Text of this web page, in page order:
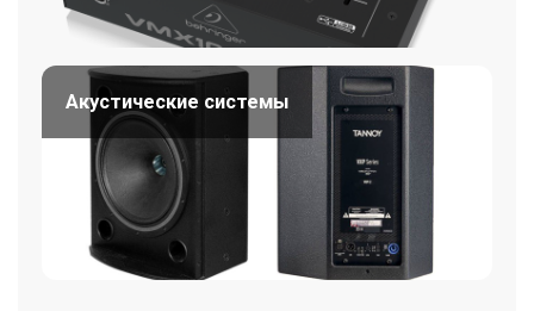
Акустические системы